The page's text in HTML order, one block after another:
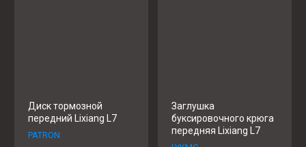
Диск тормозной
передний Lixiang L7
PATRON
Заглушка
буксировочного крюга
передняя Lixiang L7